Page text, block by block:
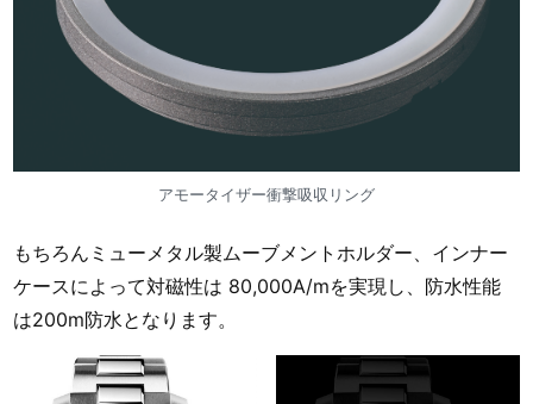
アモータイザー衝撃吸収リング
もちろんミューメタル製ムーブメントホルダー、インナー
ケースによって対磁性は 80,000A/mを実現し、防水性能
は200m防水となります。